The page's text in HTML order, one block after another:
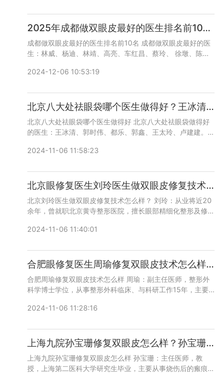
bianmei0528或者直接拨打400-616-6769，详细沟通。
2025年成都做双眼皮最好的医生排名前10名预约排行榜大全
成都做双眼皮最好的医生排名前10名 成都做双眼皮最好的医
生：林威、杨迪、林靖、高亮、车红昌、蔡玲、 徐墩、陈建
或者直接拨打400-616-6769，详细沟通。
2024-12-06 10:53:19
北京八大处祛眼袋哪个医生做得好？王冰清、郭时伟、都乐、郭鑫、王太玲、卢建建
北京八大处祛眼袋哪个医生做得好 北京八大处祛眼袋做得好
的医生：王冰清、郭时伟、都乐、郭鑫、王太玲、卢建建。这
bianmei0528或者直接拨打400-616-6769，详细沟通。
2024-11-06 11:58:23
北京眼修复医生刘玲医生做双眼皮修复技术怎么样？
北京刘玲医生做双眼皮修复技术怎么样？ 刘玲：从业将近20
余年，曾就职北京黄寺整形医院，擅长眼部精细化整形及修
bianmei0528或者直接拨打400-616-6769，详细沟通。
2024-11-06 11:40:01
合肥眼修复医生周瑜修复双眼皮技术怎么样？
合肥周瑜修复双眼皮技术怎么样 周瑜：副主任医师，整形外
科学博士学位，从事整形外科临床、与科研工作15年，主要
技术和口碑都不错，在当地很有名气，大概收费在2万左右。
6769，详细沟通。
2024-11-06 11:28:16
上海九院孙宝珊修复双眼皮怎么样？孙宝珊眼修复技术好吗？
上海九院孙宝珊修复双眼皮怎么样 孙宝珊：主任医师，教
授，上海第二医科大学研究生毕业，主要从事烧伤后的瘢痕整